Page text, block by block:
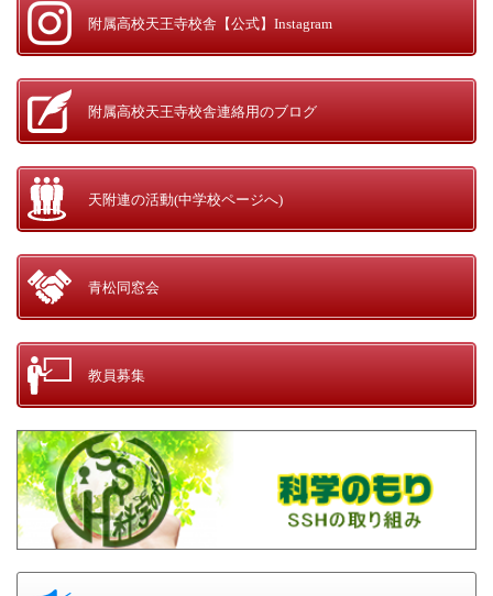
附属高校天王寺校舎 【公式】Instagram
附属高校天王寺校舎連絡用のブログ
天附連の活動(中学校ページへ)
青松同窓会
教員募集